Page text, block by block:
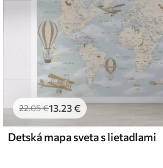
/m²
and Stick
49.00€/m²
22.05€13 .23€
Detská mapa sveta s lietadlami